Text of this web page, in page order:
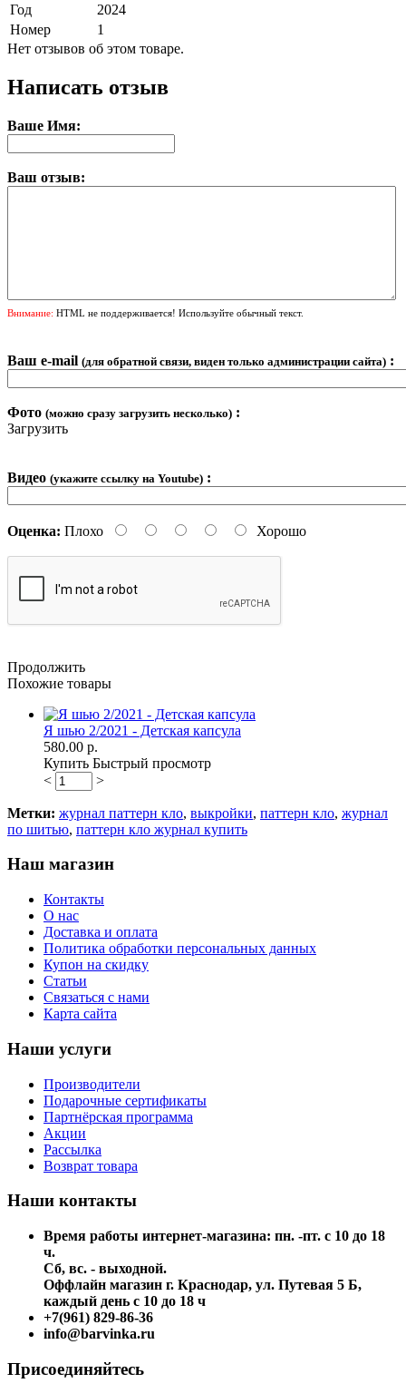
Год
2024
Номер
1
Нет отзывов об этом товаре.
Написать отзыв
Ваше Имя:
Ваш отзыв:
Внимание: HTML не поддерживается! Используйте обычный текст.
Ваш e-mail (для обратной связи, виден только администрации сайта) :
Фото (можно сразу загрузить несколько) :
Загрузить
Видео (укажите ссылку на Youtube) :
Оценка: Плохо Хорошо
Продолжить
Похожие товары
Я шью 2/2021 - Детская капсула
580.00 р.
Купить Быстрый просмотр
<
>
Метки: журнал паттерн кло, выкройки, паттерн кло, журнал
по шитью, паттерн кло журнал купить
Наш магазин
Контакты
О нас
Доставка и оплата
Политика обработки персональных данных
Купон на скидку
Статьи
Связаться с нами
Карта сайта
Наши услуги
Производители
Подарочные сертификаты
Партнёрская программа
Акции
Рассылка
Возврат товара
Наши контакты
Время работы интернет-магазина: пн. -пт. с 10 до 18
ч.
Сб, вс. - выходной.
Оффлайн магазин г. Краснодар, ул. Путевая 5 Б,
каждый день с 10 до 18 ч
+7(961) 829-86-36
info@barvinka.ru
Присоединяйтесь